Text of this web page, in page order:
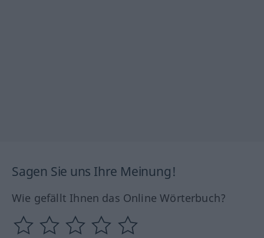
Sagen Sie uns Ihre Meinung!
Wie gefällt Ihnen das Online Wörterbuch?